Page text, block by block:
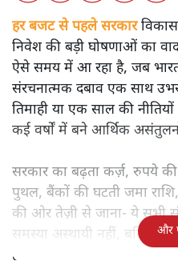
हर बजट से पहले सरकार
निवेश की बड़ी घोषणाओं का
ऐसे समय में आ रहा है, जब
संरचनात्मक दबाव एक साथ
तिमाही या एक साल की
कई वर्षों में बने आर्थिक
सरकार का बढ़ता कर्ज़, रुपये
पुथल, बैंकों की घटती जमा
की ओर तेज़ी से जाना- ये सभी
समस्या अस्थायी नहीं, बल्कि
है।
और